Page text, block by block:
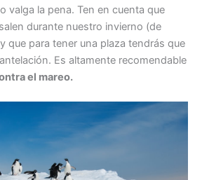
valga la pena. Ten en cuenta que
durante nuestro invierno (de
que para tener una plaza tendrás que
Es altamente recomendable
el mareo.